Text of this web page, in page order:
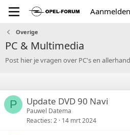
Aanmelden
Overige
PC & Multimedia
Post hier je vragen over PC's en
P Update DVD 90 Navi
Pauwel Datema
Reacties 2 14 mrt 2024